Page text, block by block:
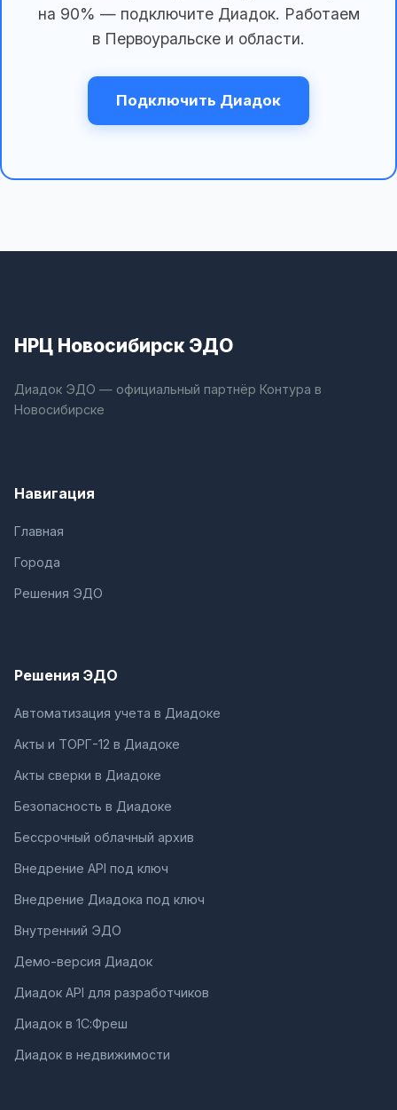
на 90% — подключите Диадок. Работаем
в Первоуральске и области.
Подключить Диадок
НРЦ Новосибирск ЭДО
Диадок ЭДО — официальный партнёр Контура в
Новосибирске
Навигация
Главная
Города
Решения ЭДО
Решения ЭДО
Автоматизация учета в Диадоке
Акты и ТОРГ-12 в Диадоке
Акты сверки в Диадоке
Безопасность в Диадоке
Бессрочный облачный архив
Внедрение API под ключ
Внедрение Диадока под ключ
Внутренний ЭДО
Демо-версия Диадок
Диадок API для разработчиков
Диадок в 1С:Фреш
Диадок в недвижимости